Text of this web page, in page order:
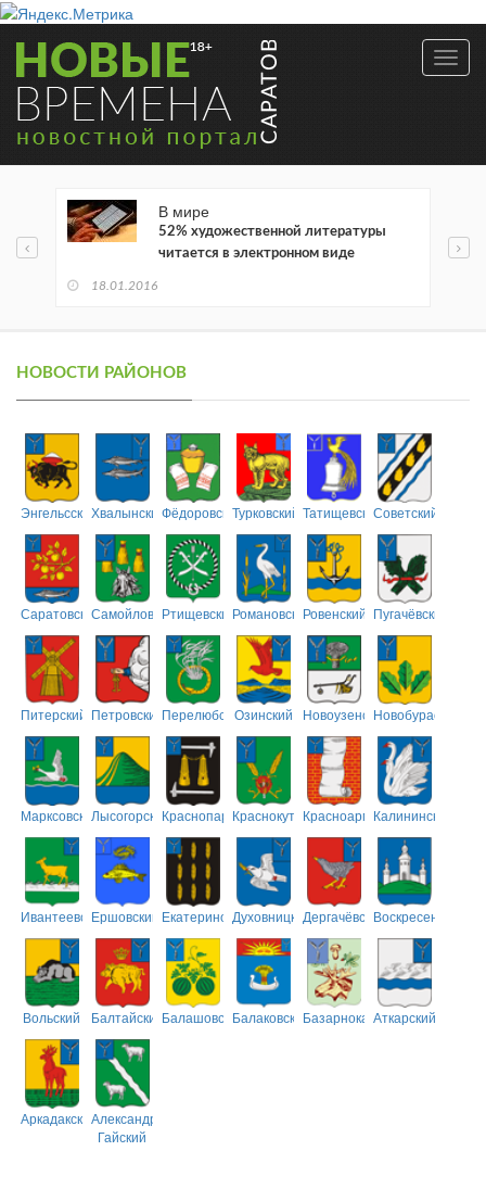
В мире
52% художественной литературы
читается в электронном виде
18.01.2016
НОВОСТИ РАЙОНОВ
ЭнгельсскийХвалынскийФёдоровскийТурковский ТатищевскийСоветский
СаратовскийСамойловскийРтищевскийРомановскийРовенский Пугачёвский
Питерский ПетровскийПерелюбскийОзинский НовоузенскийНовобурасский
МарксовскийЛысогорскийКраснопартизанский
КраснокутскийКрасноармейский
Калининский
ИвантеевскийЕршовский ЕкатериновскийДуховницкийДергачёвскийВоскресенский
Вольский БалтайскийБалашовскийБалаковскийБазарнокарабулакский
Аткарский
АркадакскийАлександрово-
Гайский